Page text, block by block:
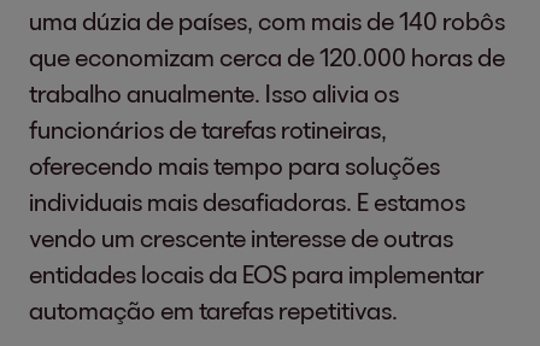
uma dúzia de países, com mais de 140 robôs
que economizam cerca de 120.000 horas de
trabalho anualmente. Isso alivia os
funcionários de tarefas rotineiras,
oferecendo mais tempo para soluções
individuais mais desafiadoras. E estamos
vendo um crescente interesse de outras
entidades locais da EOS para implementar
automação em tarefas repetitivas.